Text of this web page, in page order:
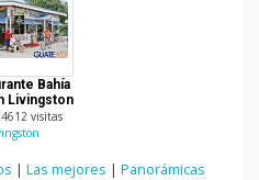
Bahía
Livingston
visitas
| Las mejores | Panorámicas